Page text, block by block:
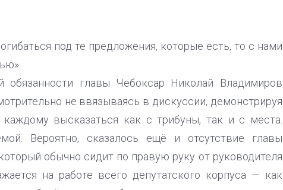
под те предложения, которые есть, то с нами
главы Чебоксар Николай Владимиров
не ввязываясь в дискуссии, демонстрируя
высказаться как с трибуны, так и с места.
Вероятно, сказалось ещё и отсутствие главы
обычно сидит по правую руку от руководителя
на работе всего депутатского корпуса — как